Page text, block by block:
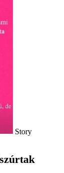
Story